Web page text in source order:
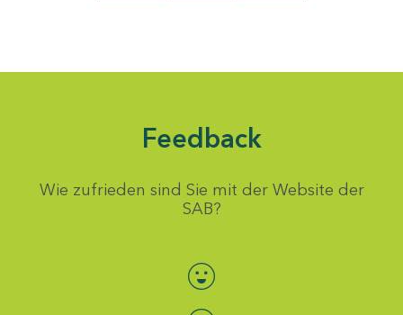
Feedback
Wie zufrieden sind Sie mit der Website der
SAB?
Bewertung auswählen